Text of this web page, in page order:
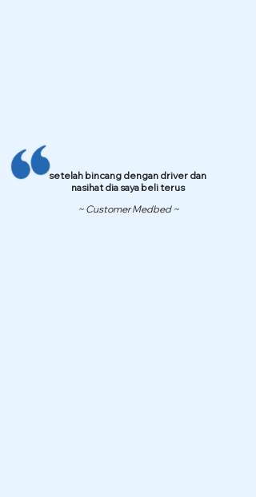
setelah bincang dengan driver dan
nasihat dia saya beli terus
~ Customer Medbed ~